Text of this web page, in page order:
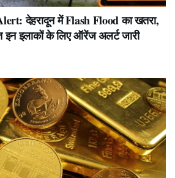
देहरादून में Flash Flood का खतरा,
इलाकों के लिए ऑरेंज अलर्ट जारी